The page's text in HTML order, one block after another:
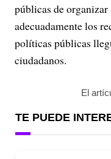
públicas de
adecuadamente los
políticas públicas
ciudadanos.
El
TE PUEDE